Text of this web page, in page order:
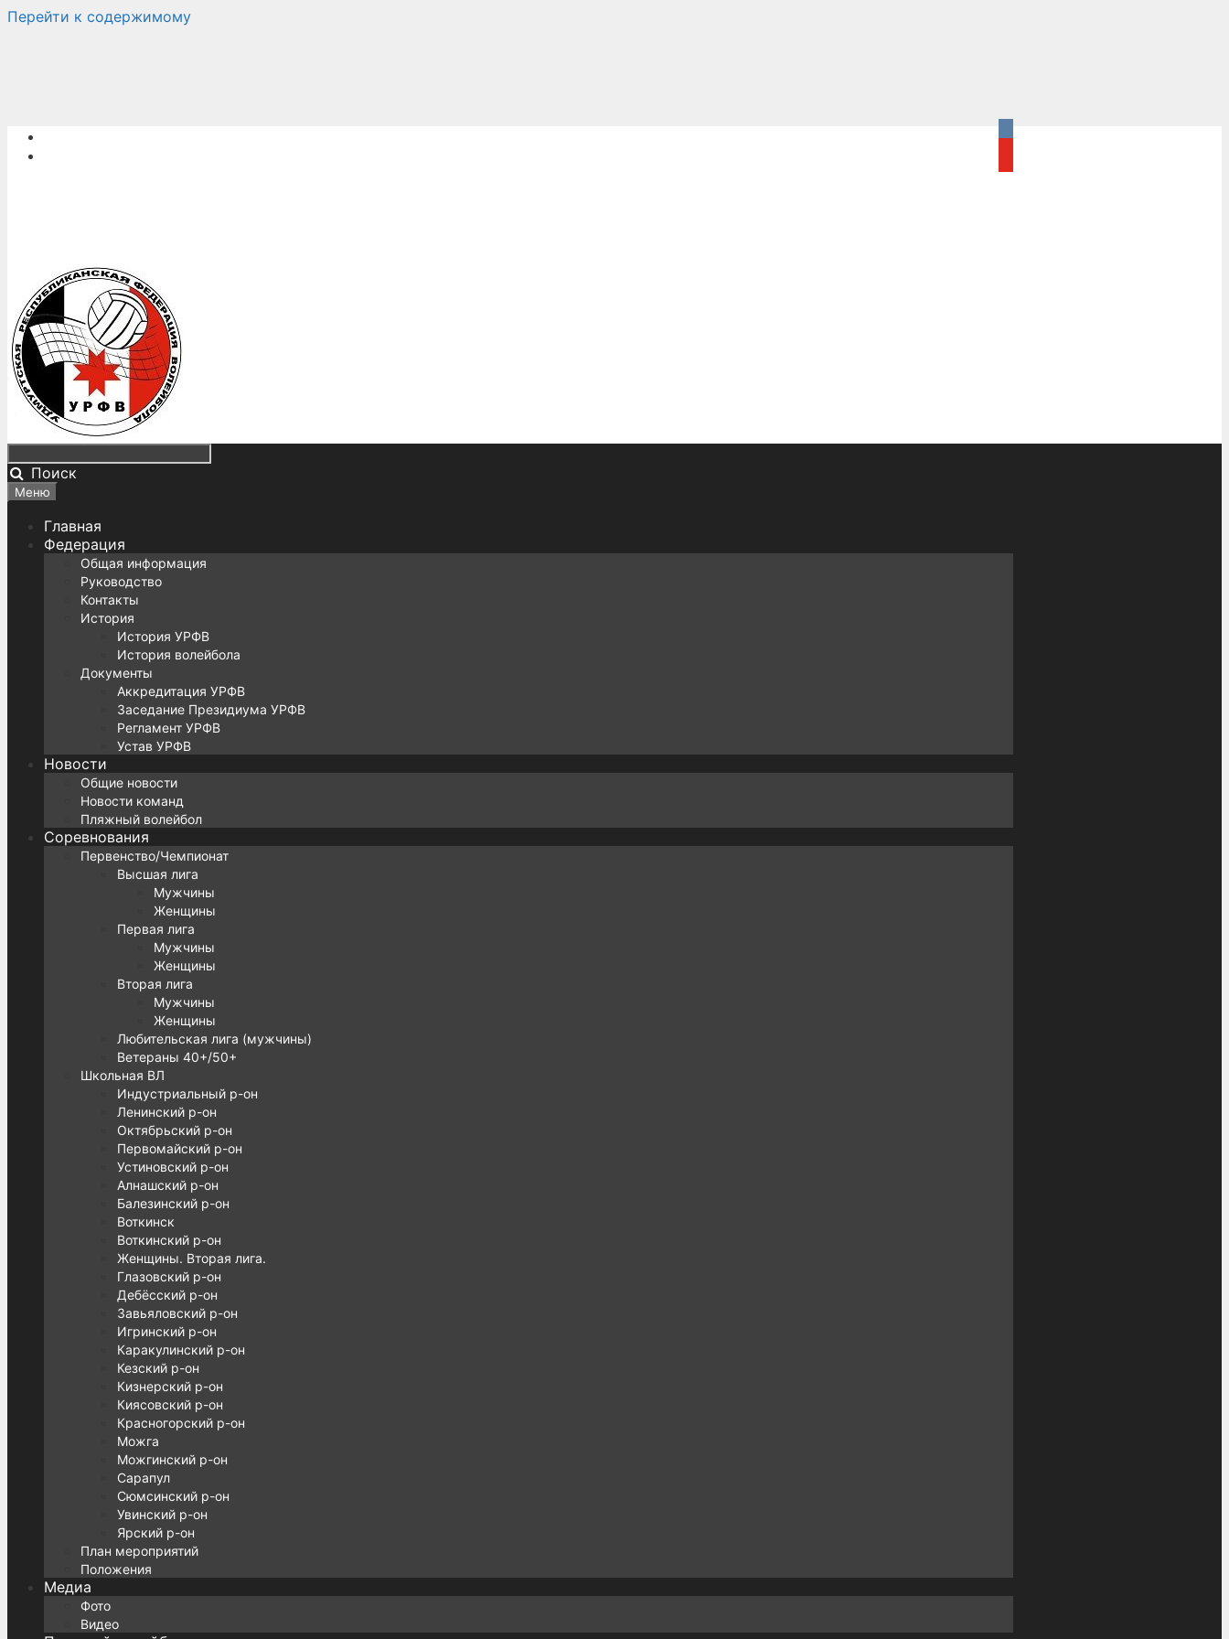
Перейти к содержимому
Поиск
Меню
Главная
Федерация
Общая информация
Руководство
Контакты
История
История УРФВ
История волейбола
Документы
Аккредитация УРФВ
Заседание Президиума УРФВ
Регламент УРФВ
Устав УРФВ
Новости
Общие новости
Новости команд
Пляжный волейбол
Соревнования
Первенство/Чемпионат
Высшая лига
Мужчины
Женщины
Первая лига
Мужчины
Женщины
Вторая лига
Мужчины
Женщины
Любительская лига (мужчины)
Ветераны 40+/50+
Школьная ВЛ
Индустриальный р-он
Ленинский р-он
Октябрьский р-он
Первомайский р-он
Устиновский р-он
Алнашский р-он
Балезинский р-он
Воткинск
Воткинский р-он
Женщины. Вторая лига.
Глазовский р-он
Дебёсский р-он
Завьяловский р-он
Игринский р-он
Каракулинский р-он
Кезский р-он
Кизнерский р-он
Киясовский р-он
Красногорский р-он
Можга
Можгинский р-он
Сарапул
Сюмсинский р-он
Увинский р-он
Ярский р-он
План мероприятий
Положения
Медиа
Фото
Видео